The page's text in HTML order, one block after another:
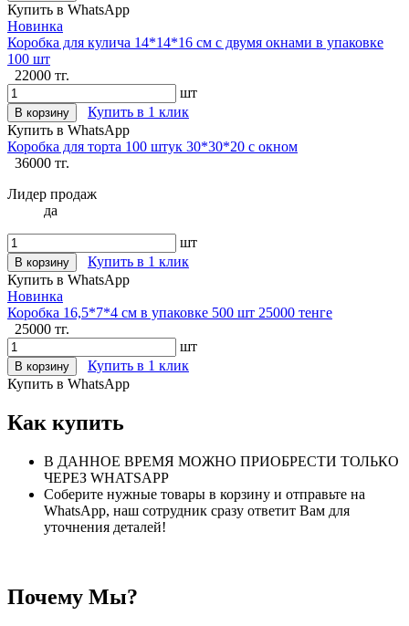
Купить в WhatsApp
Новинка
Коробка для кулича 14*14*16 см с двумя окнами в упаковке
100 шт
22000 тг.
шт
В корзину
Купить в 1 клик
Купить в WhatsApp
Коробка для торта 100 штук 30*30*20 с окном
36000 тг.
Лидер продаж
да
шт
В корзину
Купить в 1 клик
Купить в WhatsApp
Новинка
Коробка 16,5*7*4 см в упаковке 500 шт 25000 тенге
25000 тг.
шт
В корзину
Купить в 1 клик
Купить в WhatsApp
Как купить
В ДАННОЕ ВРЕМЯ МОЖНО ПРИОБРЕСТИ ТОЛЬКО
ЧЕРЕЗ WHATSAPP
Соберите нужные товары в корзину и отправьте на
WhatsApp, наш сотрудник сразу ответит Вам для
уточнения деталей!
Почему Мы?